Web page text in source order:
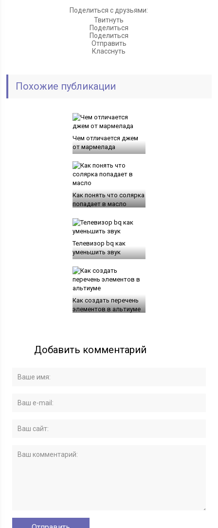
Поделиться с друзьями:
Твитнуть
Поделиться
Поделиться
Отправить
Класснуть
Похожие публикации
Чем отличается джем
от мармелада
Как понять что солярка
попадает в масло
Телевизор bq как
уменьшить звук
Как создать перечень
элементов в альтиуме
Добавить комментарий